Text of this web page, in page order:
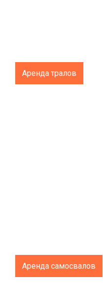
Аренда тралов
Аренда самосвалов